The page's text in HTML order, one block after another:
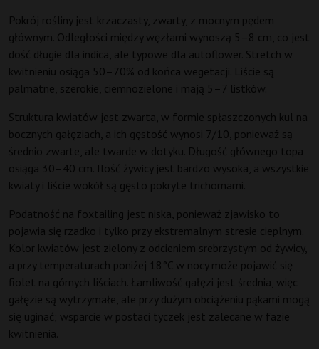
Pokrój rośliny jest krzaczasty, zwarty, z mocnym pędem
głównym. Odległości między węzłami wynoszą 5–8 cm, co jest
dość długie dla indica, ale typowe dla autoflower. Stretch w
kwitnieniu osiąga 50–70% od końca wegetacji. Liście są
palmatne, szerokie, ciemnozielone i mają 5–7 listków.
Struktura kwiatów jest zwarta, w formie spłaszczonych kul na
bocznych gałęziach, a ich gęstość wynosi 7/10, ponieważ są
średnio zwarte, ale twarde w dotyku. Długość głównego topa
osiąga 30–40 cm. Ilość żywicy jest bardzo wysoka, a wszystkie
kwiaty i liście wokół są gęsto pokryte trichomami.
Podatność na foxtailing jest niska, ponieważ zjawisko to
pojawia się rzadko i tylko przy ekstremalnym stresie cieplnym.
Kolor kwiatów jest zielony z odcieniem srebrzystym od żywicy,
a przy temperaturach poniżej 18°C w nocy może pojawić się
fiolet na górnych liściach. Łamliwość gałęzi jest średnia, więc
gałęzie są wytrzymałe, ale przy dużym obciążeniu pąkami mogą
się uginać; wsparcie w postaci tyczek jest zalecane w fazie
kwitnienia.